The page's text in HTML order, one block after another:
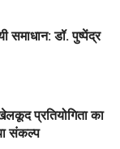
समाधान: डॉ. पुष्पेंद्र
प्रतियोगिता का
संकल्प